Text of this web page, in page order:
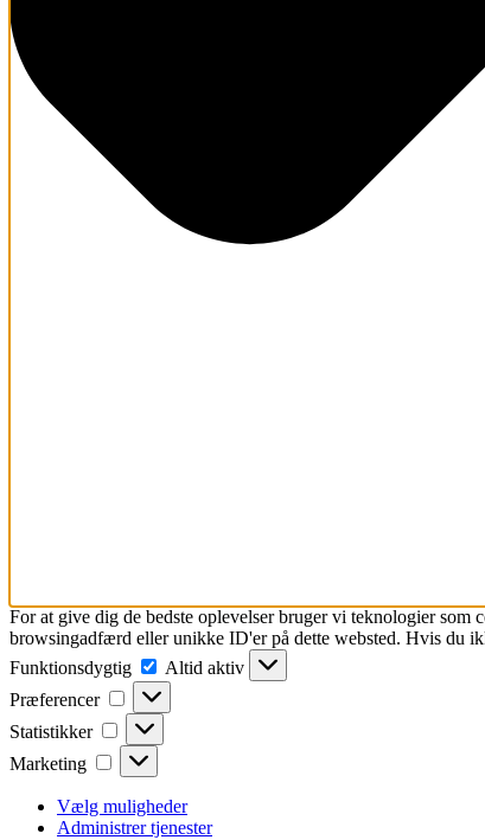
For at give dig de bedste oplevelser bruger vi teknologier
browsingadfærd eller unikke ID'er på dette websted. Hvis du
Funktionsdygtig
Funktionsdygtig
Altid aktiv
Præferencer
Præferencer
Statistikker Statistikker
Marketing Marketing
Vælg muligheder
Administrer tjenester